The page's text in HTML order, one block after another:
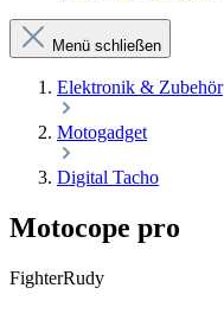
Menü schließen
Elektronik & Zubehör
Motogadget
Digital Tacho
Motocope pro
FighterRudy